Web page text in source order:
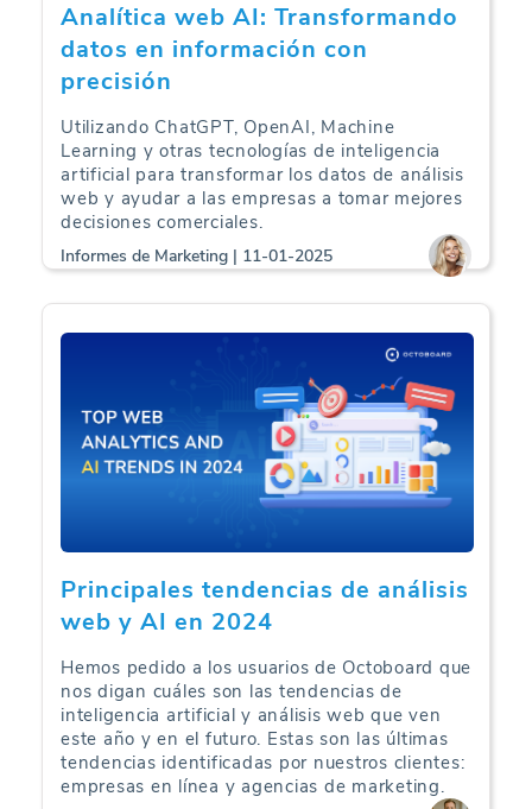
Analítica web AI: Transformando
datos en información con
precisión
Utilizando ChatGPT, OpenAI, Machine
Learning y otras tecnologías de inteligencia
artificial para transformar los datos de análisis
web y ayudar a las empresas a tomar mejores
decisiones comerciales.
Informes de Marketing | 11-01-2025
Principales tendencias de análisis
web y AI en 2024
Hemos pedido a los usuarios de Octoboard que
nos digan cuáles son las tendencias de
inteligencia artificial y análisis web que ven
este año y en el futuro. Estas son las últimas
tendencias identificadas por nuestros clientes:
empresas en línea y agencias de marketing.